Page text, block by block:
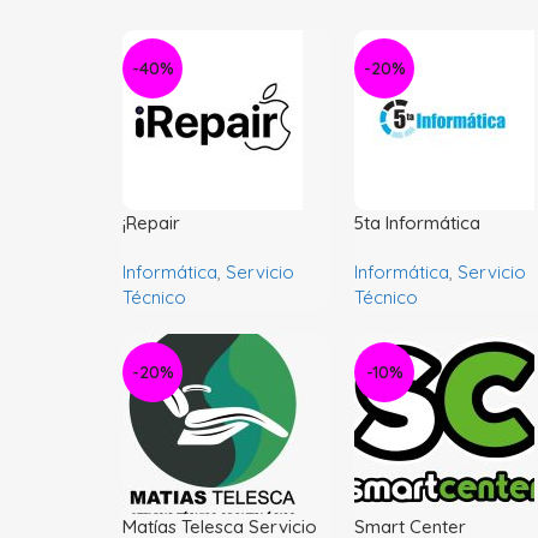
-40%
¡Repair
Informática, Servicio
Técnico
-20%
5ta Informática
Informática, Servicio
Técnico
-20%
Matías Telesca Servicio
-10%
Smart Center